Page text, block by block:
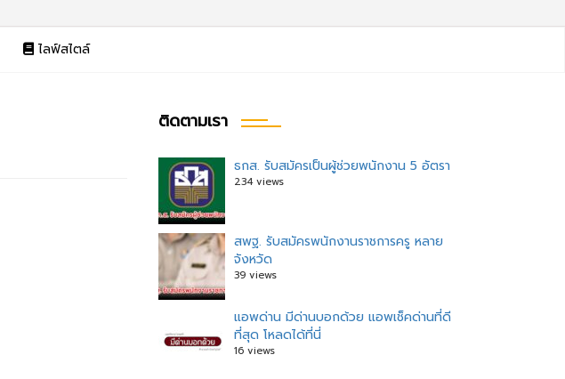
ไลฟ์สไตล์
ติดตามเรา
ธกส. รับสมัครเป็นผู้ช่วยพนักงาน 5 อัตรา
234 views
สพฐ. รับสมัครพนักงานราชการครู หลาย
จังหวัด
39 views
แอพด่าน มีด่านบอกด้วย แอพเช็คด่านที่ดี
ที่สุด โหลดได้ที่นี่
16 views